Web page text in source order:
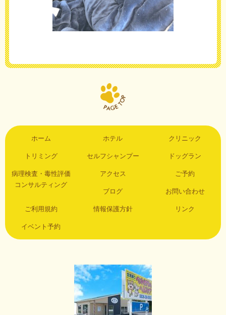
ホーム ホテル クリニック
トリミング セルフシャンプー ドッグラン
病理検査・毒性評価
コンサルティング
アクセス ご予約
ブログ お問い合わせ
ご利用規約 情報保護方針 リンク
イベント予約